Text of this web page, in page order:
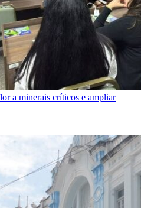
a minerais críticos e ampliar